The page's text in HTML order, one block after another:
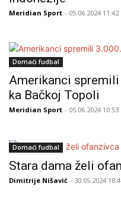
Meridian Sport - 05.06.2024 11:42
Domaći fudbal
Amerikanci
ka Bačkoj Topoli
Meridian Sport - 05.06.2024 10:53
Domaći fudbal
Stara dama želi
Dimitrije Nišavić - 30.05.2024